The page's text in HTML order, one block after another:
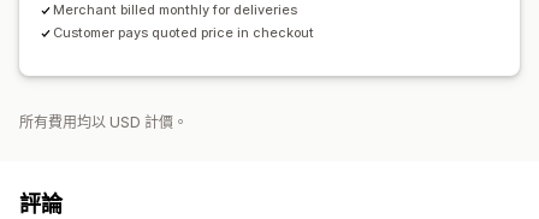
Merchant billed monthly for deliveries
Customer pays quoted price in checkout
所有費用均以 USD 計價。
評論